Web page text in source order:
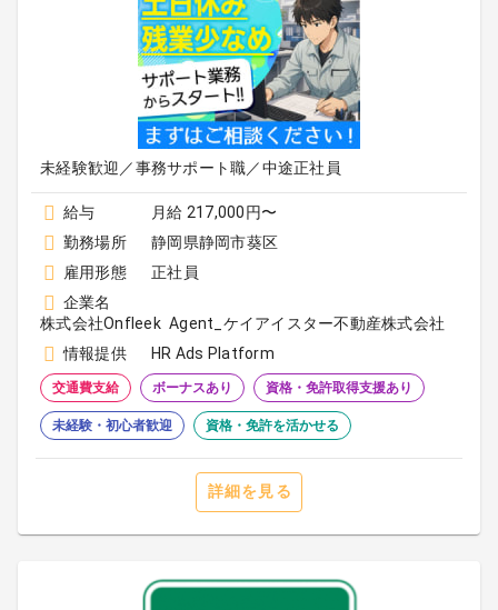
未経験歓迎／事務サポート職／中途正社員
給与
月給 217,000円〜
勤務場所
静岡県静岡市葵区
雇用形態
正社員
企業名
株式会社Onfleek Agent_ケイアイスター不動産株式会社
情報提供
HR Ads Platform
交通費支給 ボーナスあり 資格・免許取得支援あり
未経験・初心者歓迎 資格・免許を活かせる
詳細を見る